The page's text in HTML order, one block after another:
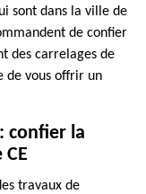
sont dans la ville de
de confier
des carrelages de
de vous offrir un
confier la
travaux de